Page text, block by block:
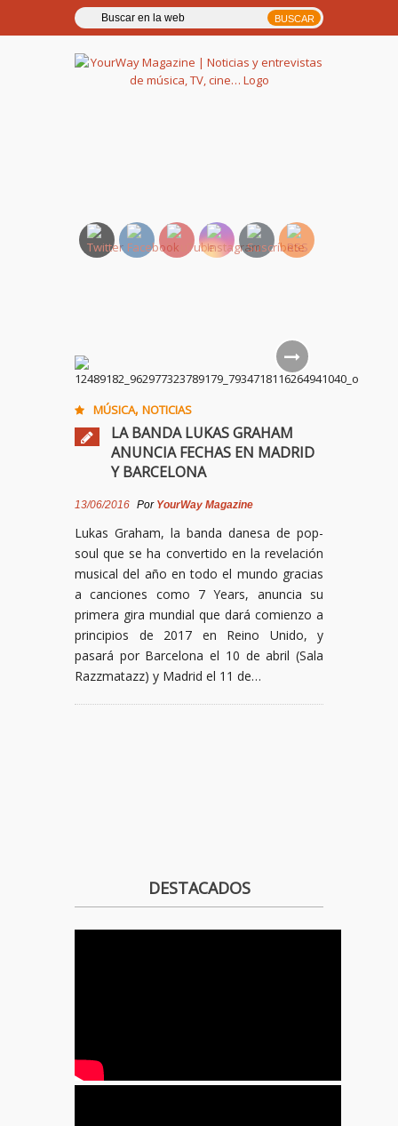
MÚSICA, NOTICIAS
LA BANDA LUKAS GRAHAM
ANUNCIA FECHAS EN MADRID
Y BARCELONA
13/06/2016 Por YourWay Magazine
Lukas Graham, la banda danesa de pop-
soul que se ha convertido en la revelación
musical del año en todo el mundo gracias
a canciones como 7 Years, anuncia su
primera gira mundial que dará comienzo a
principios de 2017 en Reino Unido, y
pasará por Barcelona el 10 de abril (Sala
Razzmatazz) y Madrid el 11 de…
DESTACADOS